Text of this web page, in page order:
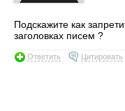
Подскажите как
заголовках писем ?
Ответить Цитировать